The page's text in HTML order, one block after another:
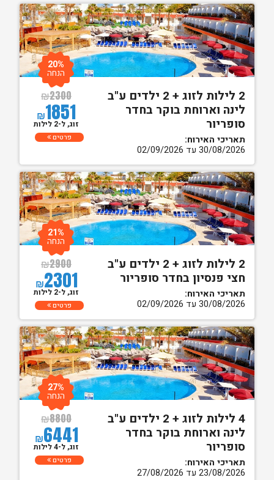
2 לילות לזוג + 2 ילדים ע"ב
לינה וארוחת בוקר בחדר
סופריור
תאריכי האירוח:
30/08/2026 עד 02/09/2026
₪2300
₪1851
20%
הנחה
זוג, ל-2 לילות
פרטים
2 לילות לזוג + 2 ילדים ע"ב
חצי פנסיון בחדר סופריור
תאריכי האירוח:
30/08/2026 עד 02/09/2026
₪2900
₪2301
21%
הנחה
זוג, ל-2 לילות
פרטים
4 לילות לזוג + 2 ילדים ע"ב
לינה וארוחת בוקר בחדר
סופריור
תאריכי האירוח:
23/08/2026 עד 27/08/2026
₪8800
₪6441
27%
הנחה
זוג, ל-4 לילות
פרטים